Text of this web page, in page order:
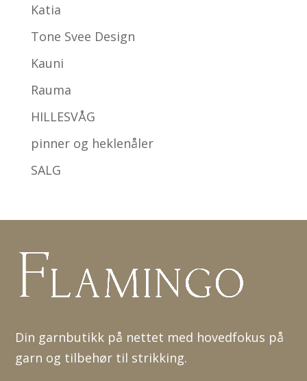
Katia
Tone Svee Design
Kauni
Rauma
HILLESVÅG
pinner og heklenåler
SALG
Din garnbutikk på nettet med hovedfokus på
garn og tilbehør til strikking.